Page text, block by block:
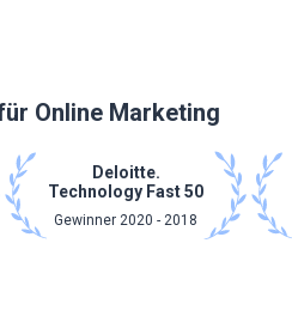
Online Marketing
Deloitte.
Technology Fast 50
Gewinner 2020 - 2018